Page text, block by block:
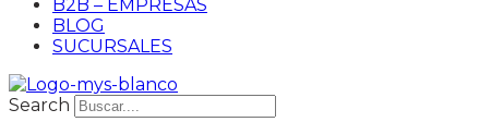
B2B – EMPRESAS
BLOG
SUCURSALES
Search